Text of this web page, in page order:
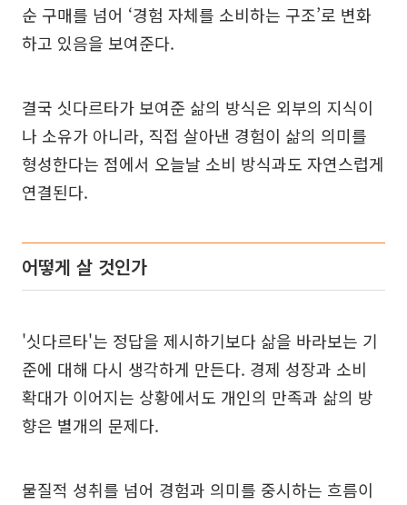
순 구매를 넘어 ‘경험 자체를 소비하는 구조’로 변화
하고 있음을 보여준다.
결국 싯다르타가 보여준 삶의 방식은 외부의 지식이
나 소유가 아니라, 직접 살아낸 경험이 삶의 의미를
형성한다는 점에서 오늘날 소비 방식과도 자연스럽게
연결된다.
어떻게 살 것인가
'싯다르타'는 정답을 제시하기보다 삶을 바라보는 기
준에 대해 다시 생각하게 만든다. 경제 성장과 소비
확대가 이어지는 상황에서도 개인의 만족과 삶의 방
향은 별개의 문제다.
물질적 성취를 넘어 경험과 의미를 중시하는 흐름이